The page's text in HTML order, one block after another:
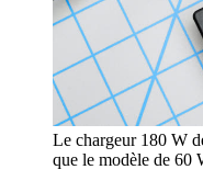
Le chargeur 180 W
que le modèle de 60